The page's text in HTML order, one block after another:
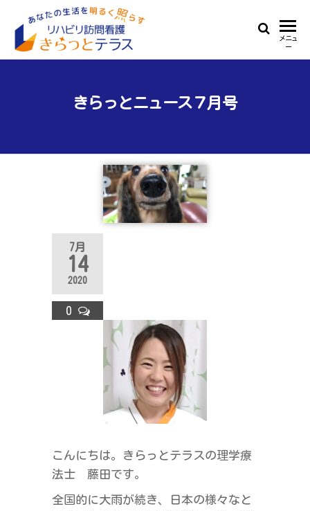
the
ハ
リ
問
看
護
き
ラ
ス
く
照
ら
す
メニュ
ー
きらっとニュース７月号
7月
14
2020
0
こんにちは。きらっとテラスの理学療
法士 藤田です。
全国的に大雨が続き、日本の様々なと